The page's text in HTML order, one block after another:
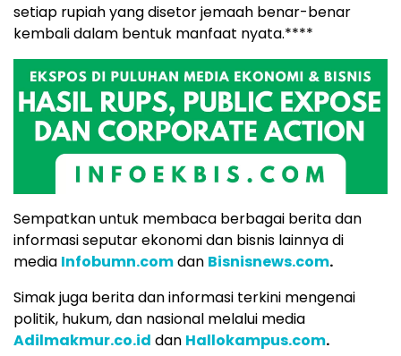
setiap rupiah yang disetor jemaah benar-benar
kembali dalam bentuk manfaat nyata.****
Sempatkan untuk membaca berbagai berita dan
informasi seputar ekonomi dan bisnis lainnya di
media Infobumn.comdan Bisnisnews.com.
Simak juga berita dan informasi terkini mengenai
politik, hukum, dan nasional melalui media
Adilmakmur.co.id dan Hallokampus.com.